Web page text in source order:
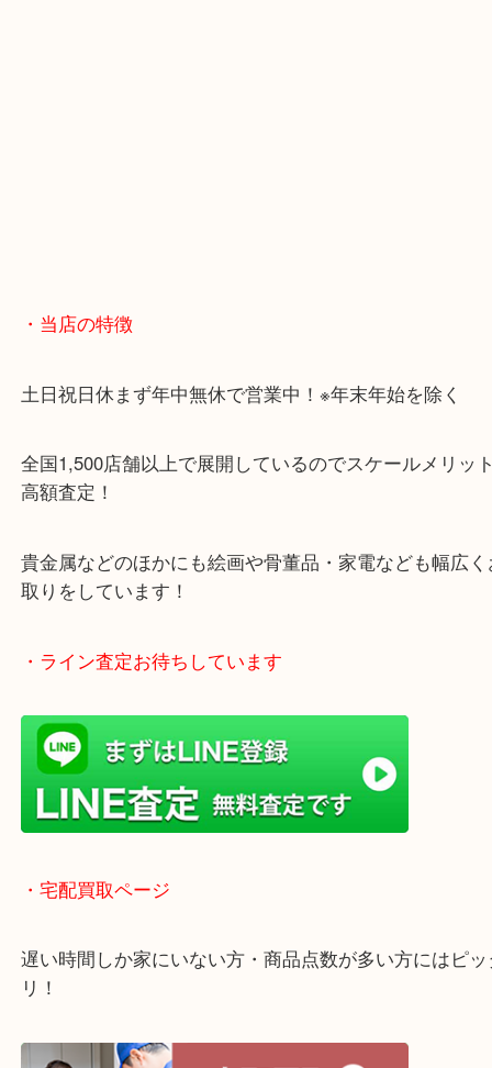
・当店の特徴
土日祝日休まず年中無休で営業中！※年末年始を除
全国1,500店舗以上で展開しているのでスケールメ
高額査定！
貴金属などのほかにも絵画や骨董品・家電なども幅